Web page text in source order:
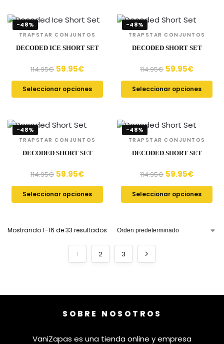
-48%
TRAPSTAR CONJUNTOS
DECODED ICE SHORT SET
114.95€ 59.95€
Seleccionar opciones
-48%
TRAPSTAR CONJUNTOS
DECODED SHORT SET
114.95€ 59.95€
Seleccionar opciones
-48%
TRAPSTAR CONJUNTOS
DECODED SHORT SET
114.95€ 59.95€
Seleccionar opciones
-48%
TRAPSTAR CONJUNTOS
DECODED SHORT SET
114.95€ 59.95€
Seleccionar opciones
Mostrando 1–16 de 33 resultados
1 2 3
SOBRE NOSOTROS
VaniZapas es una tienda online y empresa